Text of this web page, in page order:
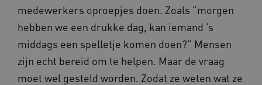
medewerkers oproepjes doen. Zoals “morgen
hebben we een drukke dag, kan iemand ’s
middags een spelletje komen doen?” Mensen
zijn echt bereid om te helpen. Maar de vraag
moet wel gesteld worden. Zodat ze weten wat ze
AWSALBCORS
Amazon.com Inc.
vilans.blueconic.net